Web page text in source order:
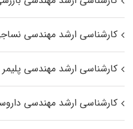
کارشناسی ارشد مهندسی
کارشناسی ارشد مهندسی
کارشناسی ارشد مهندسی